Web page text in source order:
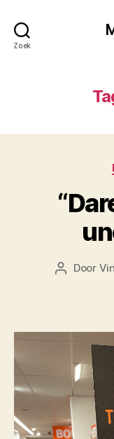
Zoek
Door